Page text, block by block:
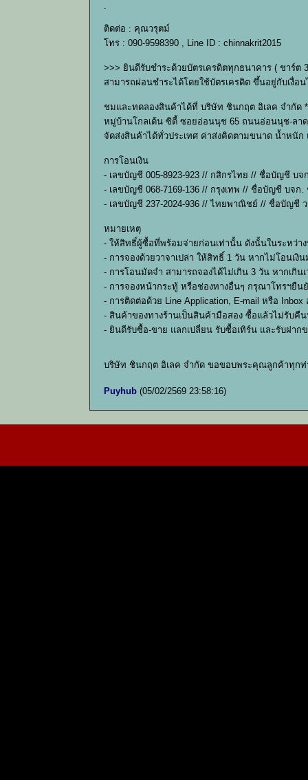
.
ติดต่อ : คุณวรุตม์
โทร : 090-9598390 , Line ID : chinnakrit2015
>>> ยินดีรับชำระด้วยบัตรเครดิตทุกธนาคาร ( ชาร์ต
สามารถผ่อนชำระได้โดยใช้บัตรเครดิต ขึ้นอยู่กับเงื่อ
ชมและทดลองสินค้าได้ที่ บริษัท ชินกฤต อิเลค จำกัด
หมู่บ้านโกลเด้น ซิตี้ ซอยอ่อนนุช 65 ถนนอ่อนนุช-ลาด
จัดส่งสินค้าได้ทั่วประเทศ ค่าส่งคิดตามขนาด น้ำหนัก
การโอนเงิน
- เลขบัญชี 005-8923-923 // กสิกรไทย // ชื่อบัญชี บจ
- เลขบัญชี 068-7169-136 // กรุงเทพ // ชื่อบัญชี บจก.
- เลขบัญชี 237-2024-936 // ไทยพาณิชย์ // ชื่อบัญชี
หมายเหตุ
- ให้สิทธิ์ผู้ซื้อที่พร้อมจ่ายก่อนเท่านั้น ดังนั้นในระหว่า
- การจองด้วยวาจาเปล่า ให้สิทธิ์ 1 วัน หากไม่โอนเ
- การโอนมัดจำ สามารถจองได้ไม่เกิน 3 วัน หากเกิน
- การจองหน้ากระทู้ หรือช่องทางอื่นๆ กรุณาโทรฯยืน
- การติดต่อด้วย Line Application, E-mail หรือ
- สินค้าของทางร้านเป็นสินค้ามือสอง ซื้อแล้วไม่รับ
- ยินดีรับซื้อ-ขาย แลกเปลี่ยน รับซื้อเทิร์น และรับฝาก
บริษัท ชินกฤต อิเลค จำกัด ขอขอบพระคุณลูกค้าทุก
Puyhub (05/02/2569 23:58:16)